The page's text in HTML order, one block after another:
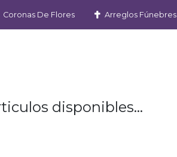
Coronas De Flores Arreglos Fúnebres
disponibles...